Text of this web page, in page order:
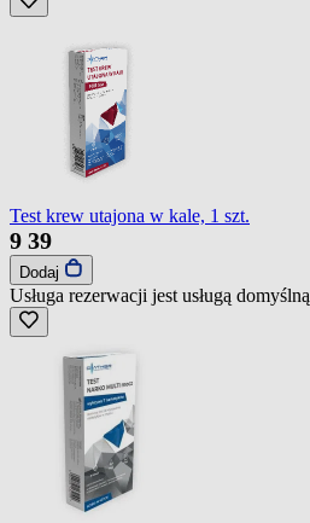
Test krew utajona w kale, 1 szt.
9 39
Dodaj
Usługa rezerwacji jest usługą domyślną